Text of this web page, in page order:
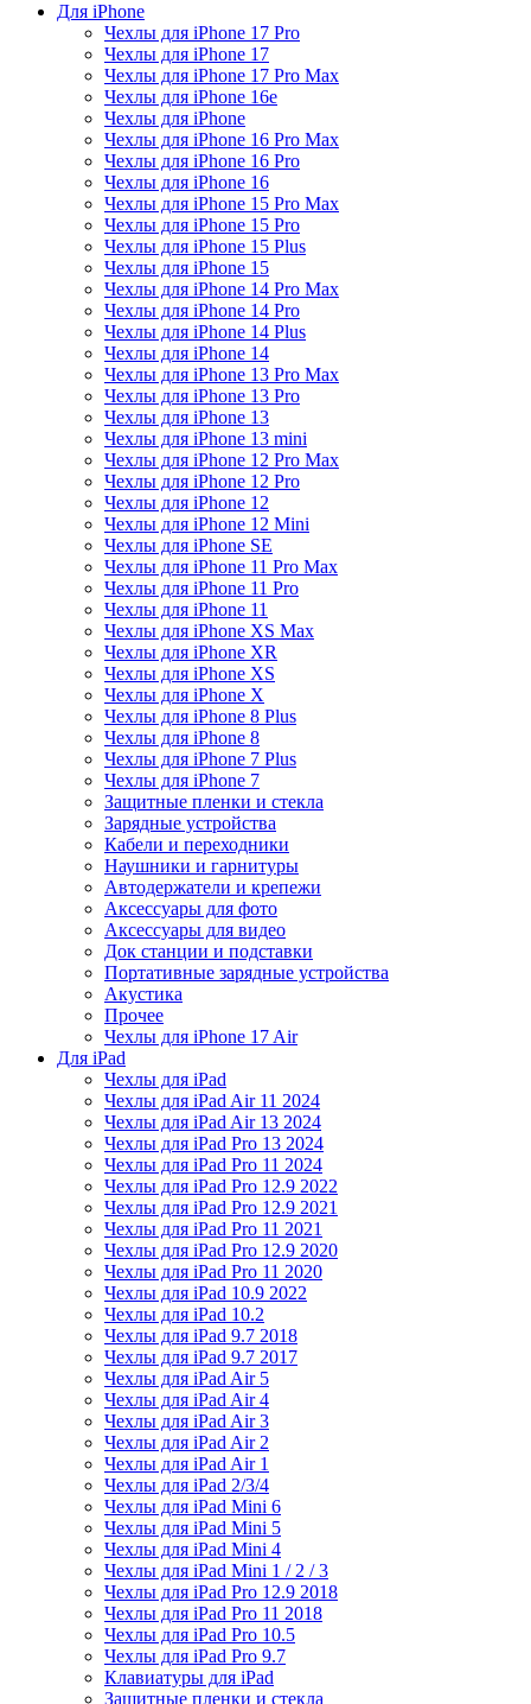
Для iPhone
Чехлы для iPhone 17 Pro
Чехлы для iPhone 17
Чехлы для iPhone 17 Pro Max
Чехлы для iPhone 16e
Чехлы для iPhone
Чехлы для iPhone 16 Pro Max
Чехлы для iPhone 16 Pro
Чехлы для iPhone 16
Чехлы для iPhone 15 Pro Max
Чехлы для iPhone 15 Pro
Чехлы для iPhone 15 Plus
Чехлы для iPhone 15
Чехлы для iPhone 14 Pro Max
Чехлы для iPhone 14 Pro
Чехлы для iPhone 14 Plus
Чехлы для iPhone 14
Чехлы для iPhone 13 Pro Max
Чехлы для iPhone 13 Pro
Чехлы для iPhone 13
Чехлы для iPhone 13 mini
Чехлы для iPhone 12 Pro Max
Чехлы для iPhone 12 Pro
Чехлы для iPhone 12
Чехлы для iPhone 12 Mini
Чехлы для iPhone SE
Чехлы для iPhone 11 Pro Max
Чехлы для iPhone 11 Pro
Чехлы для iPhone 11
Чехлы для iPhone XS Max
Чехлы для iPhone XR
Чехлы для iPhone XS
Чехлы для iPhone X
Чехлы для iPhone 8 Plus
Чехлы для iPhone 8
Чехлы для iPhone 7 Plus
Чехлы для iPhone 7
Защитные пленки и стекла
Зарядные устройства
Кабели и переходники
Наушники и гарнитуры
Автодержатели и крепежи
Аксессуары для фото
Аксессуары для видео
Док станции и подставки
Портативные зарядные устройства
Акустика
Прочее
Чехлы для iPhone 17 Air
Для iPad
Чехлы для iPad
Чехлы для iPad Air 11 2024
Чехлы для iPad Air 13 2024
Чехлы для iPad Pro 13 2024
Чехлы для iPad Pro 11 2024
Чехлы для iPad Pro 12.9 2022
Чехлы для iPad Pro 12.9 2021
Чехлы для iPad Pro 11 2021
Чехлы для iPad Pro 12.9 2020
Чехлы для iPad Pro 11 2020
Чехлы для iPad 10.9 2022
Чехлы для iPad 10.2
Чехлы для iPad 9.7 2018
Чехлы для iPad 9.7 2017
Чехлы для iPad Air 5
Чехлы для iPad Air 4
Чехлы для iPad Air 3
Чехлы для iPad Air 2
Чехлы для iPad Air 1
Чехлы для iPad 2/3/4
Чехлы для iPad Mini 6
Чехлы для iPad Mini 5
Чехлы для iPad Mini 4
Чехлы для iPad Mini 1 / 2 / 3
Чехлы для iPad Pro 12.9 2018
Чехлы для iPad Pro 11 2018
Чехлы для iPad Pro 10.5
Чехлы для iPad Pro 9.7
Клавиатуры для iPad
Защитные пленки и стекла